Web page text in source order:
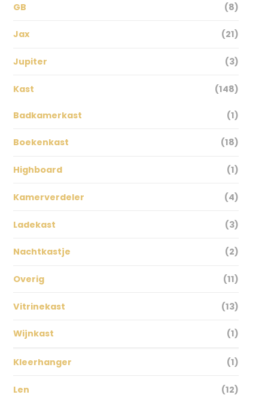
GB (8)
Jax (21)
Jupiter (3)
Kast (148)
Badkamerkast (1)
Boekenkast (18)
Highboard (1)
Kamerverdeler (4)
Ladekast (3)
Nachtkastje (2)
Overig (11)
Vitrinekast (13)
Wijnkast (1)
Kleerhanger (1)
Len (12)